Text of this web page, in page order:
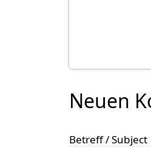
Neuen
Betreff / Subject